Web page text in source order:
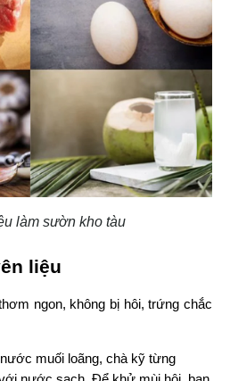
làm sườn kho tàu
liệu
ngon, không bị hôi, trứng chắc
muối loãng, chà kỹ từng